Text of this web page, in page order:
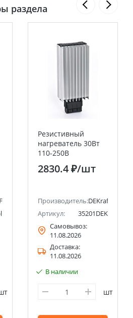
раздела
400
Резистивный
нагреватель 30Вт
110-250В
2830.4 ₽/шт
Производитель:DEKraft
Артикул:
35201DEK
Самовывоз:
11.08.2026
Доставка:
11.08.2026
В наличии
шт